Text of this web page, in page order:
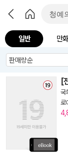
일반 만화
[
국
로